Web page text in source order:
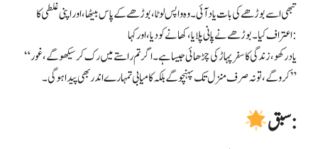
تبھی اسے بوڑھے کی بات یاد آئی۔ وہ واپس لوٹا، بوڑھے کے پاس بیٹھا، اور اپنی غلطی کا
اعتراف کیا۔ بوڑھے نے پانی پلایا، کھانے کو دیا، اور کہا:
“یاد رکھو، زندگی کا سفر پہاڑ کی چڑھائی جیسا ہے۔ اگر تم راستے میں رک کر سیکھو گے، غور
کرو گے، تو نہ صرف منزل تک پہنچو گے بلکہ کامیابی تمہارے اندر بھی پیدا ہو گی۔”
سبق: